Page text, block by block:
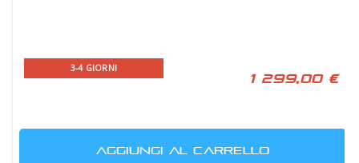
3-4 GIORNI
1 299,00 €
AGGIUNGI AL CARRELLO